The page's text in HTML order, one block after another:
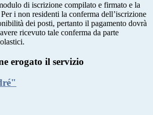
di iscrizione compilato e firmato e la
i non residenti la conferma dell’iscrizione
dei posti, pertanto il pagamento dovrà
ricevuto tale conferma da parte
erogato il servizio